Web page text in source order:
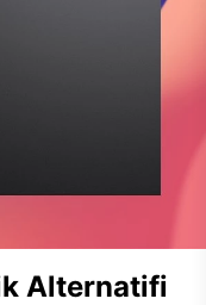
Alternatifi